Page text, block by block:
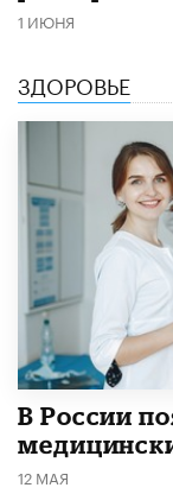
1 ИЮНЯ
ЗДОРОВЬЕ
В России
12 МАЯ